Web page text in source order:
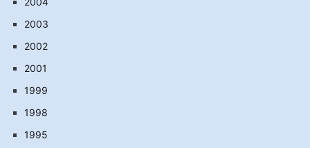
2003
2002
2001
1999
1998
1995